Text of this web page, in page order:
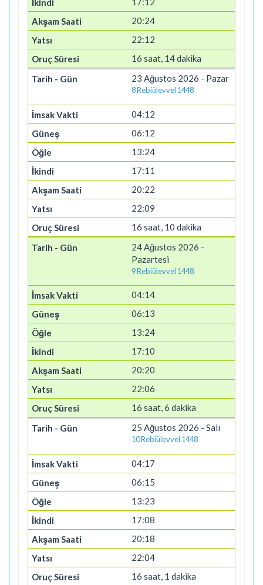
20:24
22:12
16 saat, 14 dakika
23 Ağustos 2026 - Pazar
8 Rebiülevvel 1448
04:12
06:12
13:24
17:11
20:22
22:09
16 saat, 10 dakika
24 Ağustos 2026 -
Pazartesi
9 Rebiülevvel 1448
04:14
06:13
13:24
17:10
20:20
22:06
16 saat, 6 dakika
25 Ağustos 2026 - Salı
10 Rebiülevvel 1448
04:17
06:15
13:23
17:08
20:18
22:04
16 saat, 1 dakika